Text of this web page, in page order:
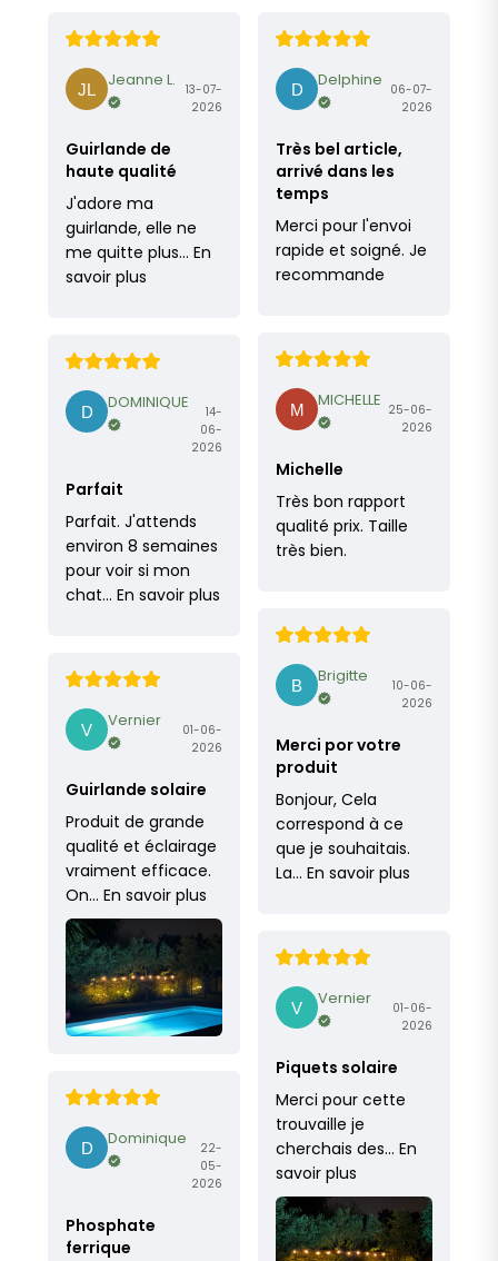
Jeanne L.
13-07-
2026
Guirlande de
haute qualité
J'adore ma
guirlande, elle ne
me quitte plus… En
savoir plus
Delphine 06-07-
2026
Très bel article,
arrivé dans les
temps
Merci pour l'envoi
rapide et soigné. Je
recommande
MICHELLE 25-06-
2026
Michelle
Très bon rapport
qualité prix. Taille
très bien.
DOMINIQUE
14-
06-
2026
Parfait
Parfait. J'attends
environ 8 semaines
pour voir si mon
chat… En savoir plus
Brigitte
10-06-
2026
Merci por votre
produit
Bonjour, Cela
correspond à ce
que je souhaitais.
La… En savoir plus
Vernier
01-06-
2026
Guirlande solaire
Produit de grande
qualité et éclairage
vraiment efficace.
On… En savoir plus
Vernier
01-06-
2026
Piquets solaire
Merci pour cette
trouvaille je
cherchais des… En
savoir plus
Dominique
22-
05-
2026
Phosphate
ferrique